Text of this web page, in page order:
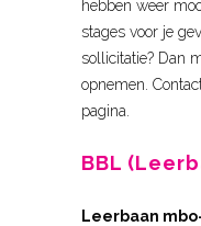
hebben weer
stages voor je
sollicitatie? Dan
opnemen.
pagina.
BBL
Leerbaan